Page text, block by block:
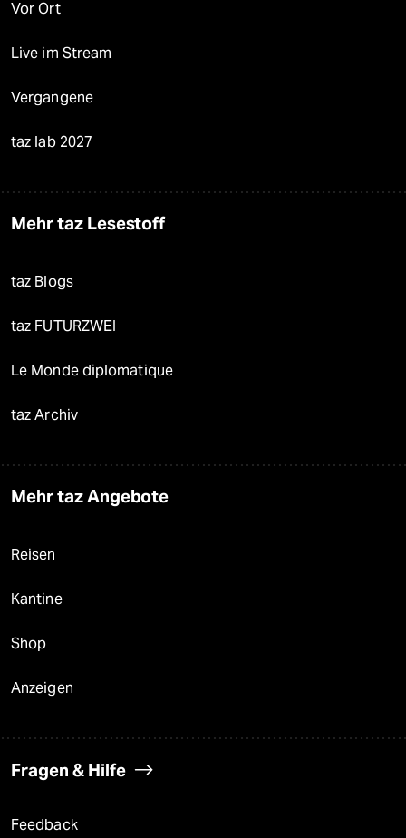
Vor Ort
Live im Stream
Vergangene
taz lab 2027
Mehr taz Lesestoff
taz Blogs
taz FUTURZWEI
Le Monde diplomatique
taz Archiv
Mehr taz Angebote
Reisen
Kantine
Shop
Anzeigen
Fragen & Hilfe
Feedback